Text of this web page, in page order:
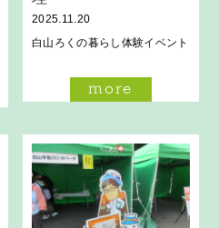
2025.11.20
白山ろくの暮らし体験イベント
more